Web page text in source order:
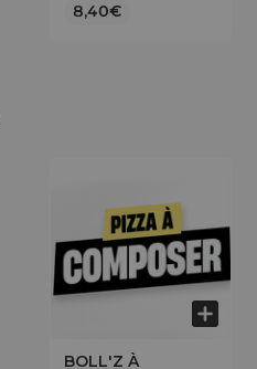
8,40€
BOLL'Z À